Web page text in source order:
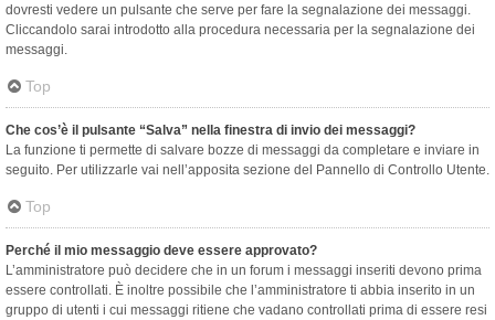
dovresti vedere un pulsante che serve per fare la segnalazione dei messaggi.
Cliccandolo sarai introdotto alla procedura necessaria per la segnalazione dei
messaggi.
Top
Che cos’è il pulsante “Salva” nella finestra di invio dei messaggi?
La funzione ti permette di salvare bozze di messaggi da completare e inviare in
seguito. Per utilizzarle vai nell’apposita sezione del Pannello di Controllo Utente.
Top
Perché il mio messaggio deve essere approvato?
L’amministratore può decidere che in un forum i messaggi inseriti devono prima
essere controllati. È inoltre possibile che l’amministratore ti abbia inserito in un
gruppo di utenti i cui messaggi ritiene che vadano controllati prima di essere resi